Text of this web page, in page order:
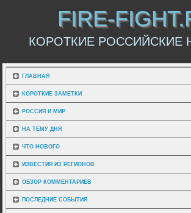
FIRE-
КОРОТКИЕ РОССИЙСКИЕ
ГЛАВНАЯ
КОРОТКИЕ ЗАМЕТКИ
РОССИЯ И МИР
НА ТЕМУ ДНЯ
ЧТО НОВОГО
ИЗВЕСТИЯ ИЗ РЕГИОНОВ
ОБЗОР КОММЕНТАРИЕВ
ПОСЛЕДНИЕ СОБЫТИЯ